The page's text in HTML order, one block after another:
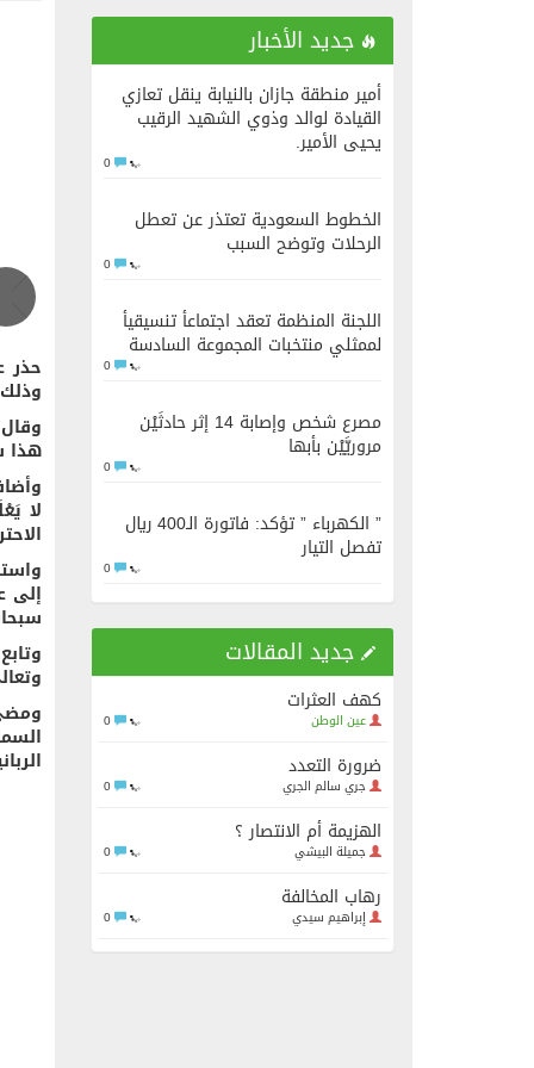
جديد الأخبار
أمير منطقة جازان بالنيابة ينقل تعازي
القيادة لوالد وذوي الشهيد الرقيب
يحيى الأمير.
الخطوط السعودية تعتذر عن تعطل
الرحلات وتوضح السبب
اللجنة المنظمة تعقد اجتماعأ تنسيقيأ
لممثلي منتخبات المجموعة السادسة
مصرع شخص وإصابة 14 إثر حادثَيْن
مروريَّيْن بأبها
” الكهرباء ” تؤكد: فاتورة الـ400 ريال
تفصل التيار
جديد المقالات
كهف العثرات
عين الوطن
ضرورة التعدد
جري سالم الجري
الهزيمة أم الانتصار ؟
جميلة البيشي
رهاب المخالفة
إبراهيم سيدي
حذر
هذا
لا
إلى